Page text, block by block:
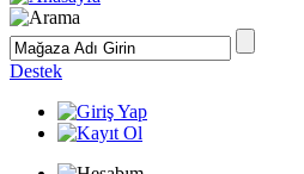
Destek